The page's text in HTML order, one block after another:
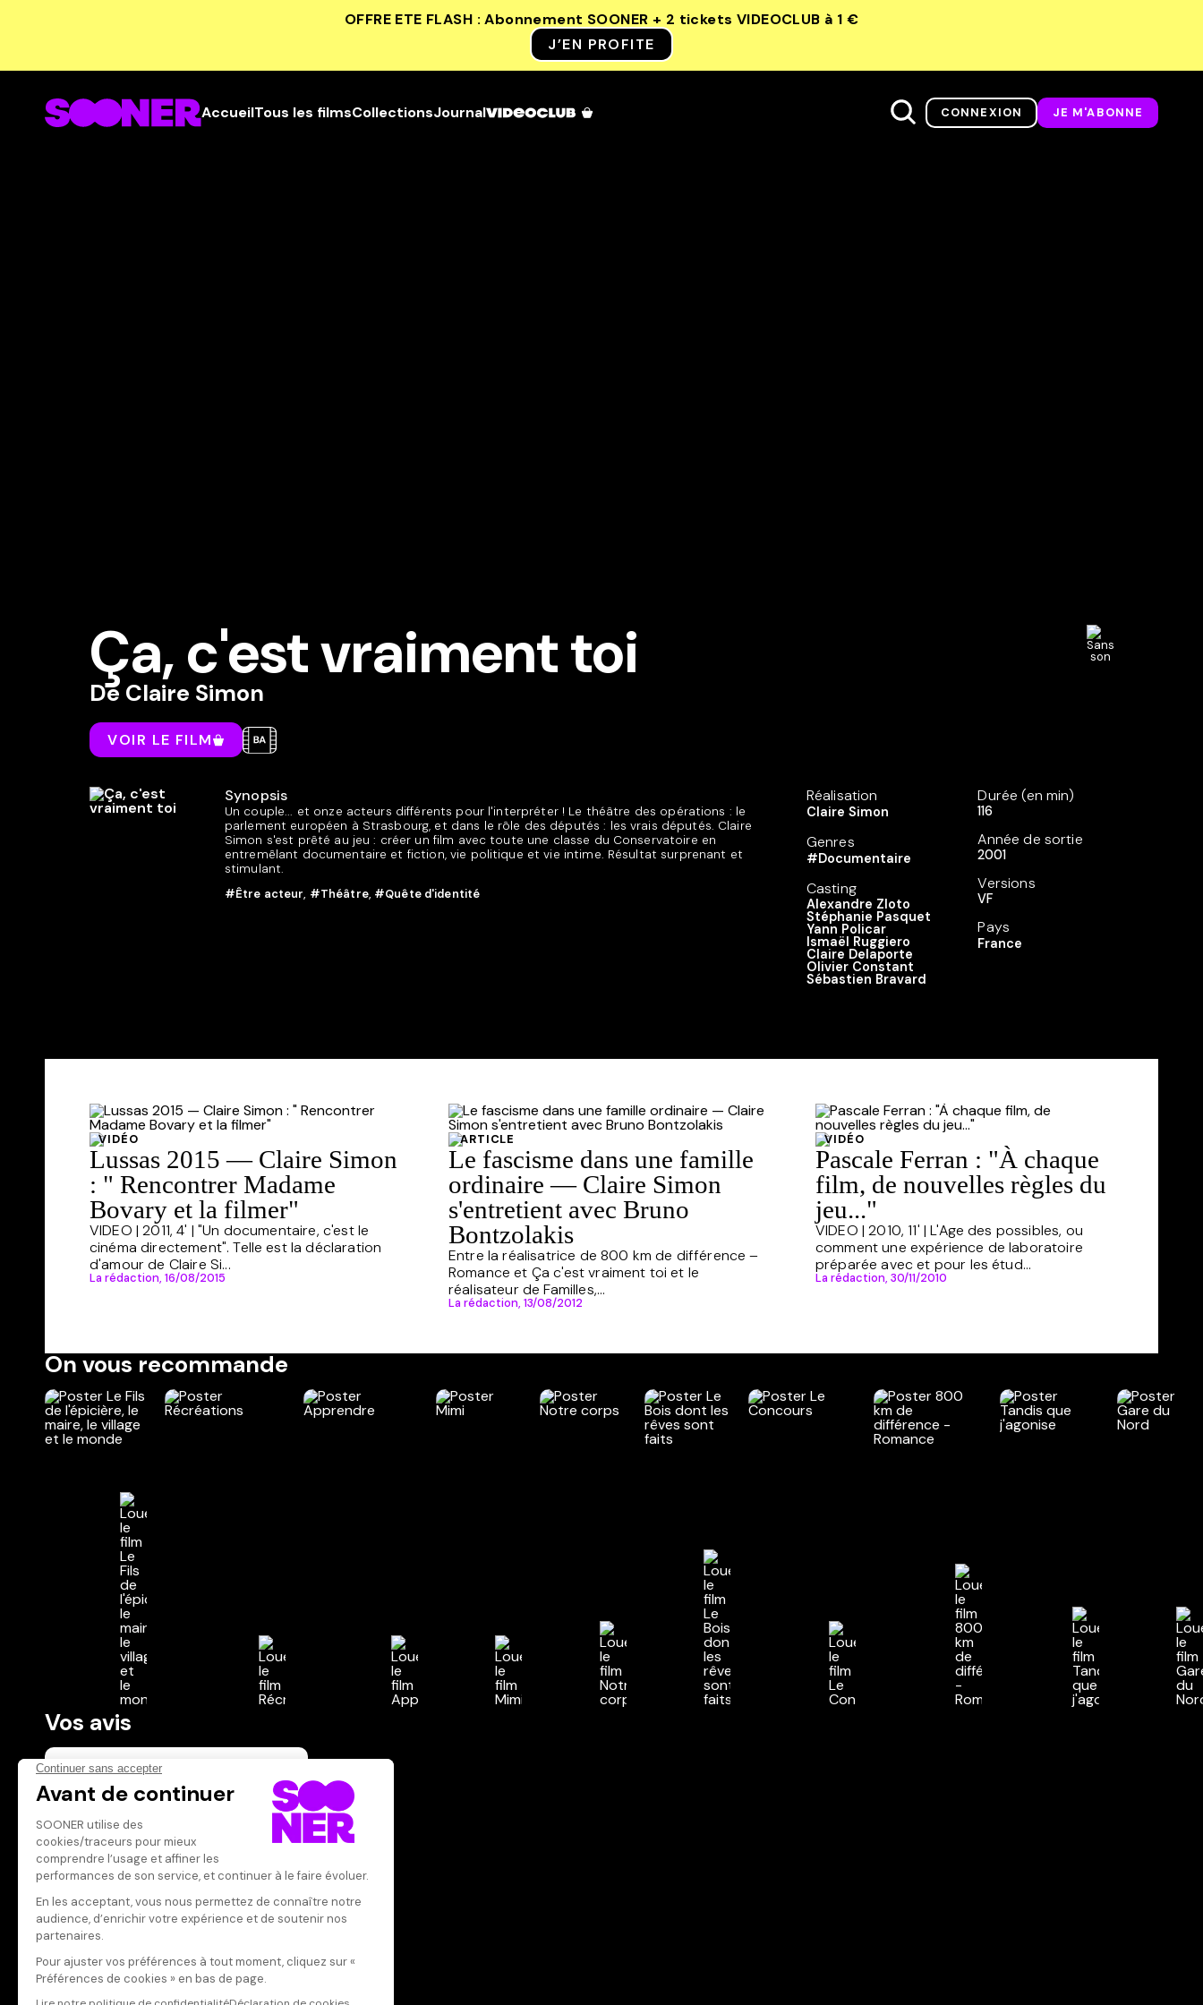
OFFRE ETE FLASH : Abonnement SOONER + 2 tickets VIDEOCLUB à 1 €
J’EN PROFITE
AccueilTous les filmsCollectionsJournal CONNEXION JE M'ABONNE
Ça, c'est vraiment toi
De Claire Simon
VOIR LE FILM
Synopsis
Un couple... et onze acteurs différents pour l'interpréter ! Le théâtre des opérations : le
parlement européen à Strasbourg, et dans le rôle des députés : les vrais députés. Claire
Simon s'est prêté au jeu : créer un film avec toute une classe du Conservatoire en
entremêlant documentaire et fiction, vie politique et vie intime. Résultat surprenant et
stimulant.
#Être acteur, #Théâtre, #Quête d'identité
Réalisation
Claire Simon
Genres
#Documentaire
Casting
Alexandre Zloto
Stéphanie Pasquet
Yann Policar
Ismaël Ruggiero
Claire Delaporte
Olivier Constant
Sébastien Bravard
Durée (en min)
116
Année de sortie
2001
Versions
VF
Pays
France
VIDÉO
Lussas 2015 — Claire Simon
: " Rencontrer Madame
Bovary et la filmer"
VIDEO | 2011, 4' | "Un documentaire, c'est le
cinéma directement". Telle est la déclaration
d'amour de Claire Si...
La rédaction, 16/08/2015
ARTICLE
Le fascisme dans une famille
ordinaire — Claire Simon
s'entretient avec Bruno
Bontzolakis
Entre la réalisatrice de 800 km de différence –
Romance et Ça c'est vraiment toi et le
réalisateur de Familles,...
La rédaction, 13/08/2012
VIDÉO
Pascale Ferran : "À chaque
film, de nouvelles règles du
jeu..."
VIDEO | 2010, 11' | L'Age des possibles, ou
comment une expérience de laboratoire
préparée avec et pour les étud...
La rédaction, 30/11/2010
On vous recommande
Vos avis
Donnez votre avis
Votre note
Votre commentaire
Il faut vous connecter pour
publier un avis
CONNEXION